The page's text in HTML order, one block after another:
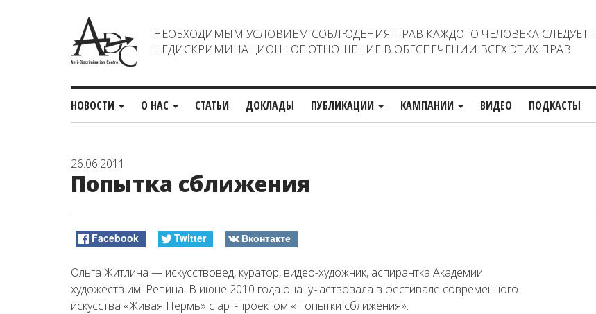
НЕОБХОДИМЫМ УСЛОВИЕМ СОБЛЮДЕНИЯ ПРАВ КАЖДОГО ЧЕЛОВЕКА СЛЕДУЕТ
НЕДИСКРИМИНАЦИОННОЕ ОТНОШЕНИЕ В ОБЕСПЕЧЕНИИ ВСЕХ ЭТИХ ПРАВ
НОВОСТИ О НАС СТАТЬИ ДОКЛАДЫ ПУБЛИКАЦИИ КАМПАНИИ ВИДЕО ПОДКАСТЫ
26.06.2011
Попытка сближения
Facebook Twitter Вконтакте
Ольга Житлина — искусствовед, куратор, видео-художник, аспирантка Академии
художеств им. Репина. В июне 2010 года она участвовала в фестивале современного
искусства «Живая Пермь» с арт-проектом «Попытки сближения».